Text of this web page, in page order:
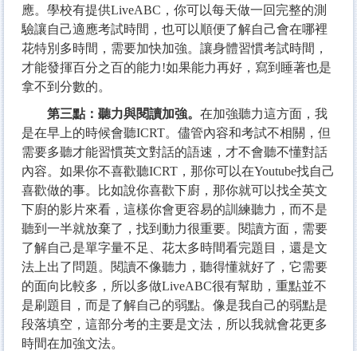
應。學校有提供LiveABC，你可以每天做一回完整的測
驗讓自己適應考試時間，也可以順便了解自己會在哪裡
花特別多時間，需要加快加強。讓身體習慣考試時間，
才能發揮百分之百的能力!如果能力再好，寫到睡著也是
拿不到分數的。
第三點 ： 聽力與閱讀加強。 在加強聽力這方面，我
是在早上的時候會聽ICRT。儘管內容和考試不相關，但
需要多聽才能習慣英文對話的語速，才不會聽不懂對話
內容。如果你不喜歡聽ICRT，那你可以在Youtube找自己
喜歡做的事。比如說你喜歡下廚，那你就可以找全英文
下廚的影片來看，這樣你會更容易的訓練聽力，而不是
聽到一半就放棄了，找到動力很重要。閱讀方面，需要
了解自己是單字量不足、花太多時間看完題目，還是文
法上出了問題。閱讀不像聽力，聽得懂就好了，它需要
的面向比較多，所以多做LiveABC很有幫助，重點並不
是刷題目，而是了解自己的弱點。像是我自己的弱點是
段落填空，這部分考的主要是文法，所以我就會花更多
時間在加強文法。